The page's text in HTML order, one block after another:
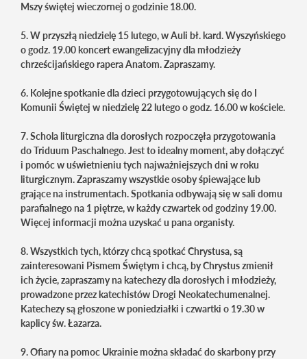
Mszy świętej wieczornej o godzinie 18.00.
5. W przyszłą niedzielę 15 lutego, w Auli bł. kard. Wyszyńskiego
o godz. 19.00 koncert ewangelizacyjny dla młodzieży
chrześcijańskiego rapera Anatom. Zapraszamy.
6. Kolejne spotkanie dla dzieci przygotowujących się do I
Komunii Świętej w niedzielę 22 lutego o godz. 16.00 w kościele.
7. Schola liturgiczna dla dorosłych rozpoczęła przygotowania
do Triduum Paschalnego. Jest to idealny moment, aby dołączyć
i pomóc w uświetnieniu tych najważniejszych dni w roku
liturgicznym. Zapraszamy wszystkie osoby śpiewające lub
grające na instrumentach. Spotkania odbywają się w sali domu
parafialnego na 1 piętrze, w każdy czwartek od godziny 19.00.
Więcej informacji można uzyskać u pana organisty.
8. Wszystkich tych, którzy chcą spotkać Chrystusa, są
zainteresowani Pismem Świętym i chcą, by Chrystus zmienił
ich życie, zapraszamy na katechezy dla dorosłych i młodzieży,
prowadzone przez katechistów Drogi Neokatechumenalnej.
Katechezy są głoszone w poniedziałki i czwartki o 19.30 w
kaplicy św. Łazarza.
9. Ofiary na pomoc Ukrainie można składać do skarbony przy